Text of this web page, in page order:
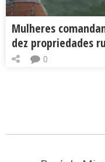
Mulheres
dez propriedades
0